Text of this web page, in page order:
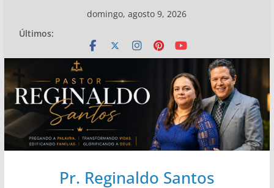
conteúdo
domingo, agosto 9, 2026
Últimos:
Pr. Reginaldo Santos